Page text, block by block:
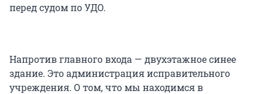
перед судом по УДО.
Напротив главного входа — двухэтажное синее
здание. Это администрация исправительного
учреждения. О том, что мы находимся в